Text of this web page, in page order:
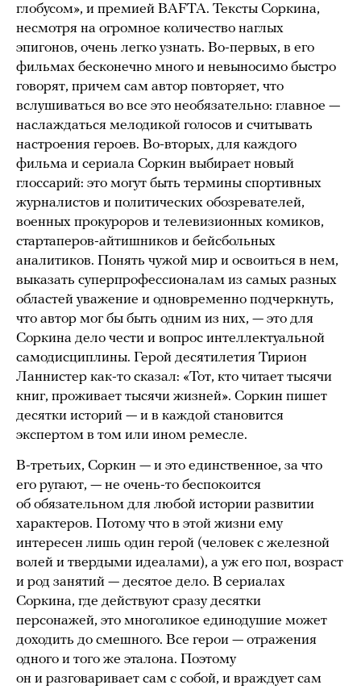
глобусом», и премией BAFTA. Тексты Соркина,
несмотря на огромное количество наглых
эпигонов, очень легко узнать. Во-первых, в его
фильмах бесконечно много и невыносимо быстро
говорят, причем сам автор повторяет, что
вслушиваться во все это необязательно: главное —
наслаждаться мелодикой голосов и считывать
настроения героев. Во-вторых, для каждого
фильма и сериала Соркин выбирает новый
глоссарий: это могут быть термины спортивных
журналистов и политических обозревателей,
военных прокуроров и телевизионных комиков,
стартаперов-айтишников и бейсбольных
аналитиков. Понять чужой мир и освоиться в нем,
выказать суперпрофессионалам из самых разных
областей уважение и одновременно подчеркнуть,
что автор мог бы быть одним из них, — это для
Соркина дело чести и вопрос интеллектуальной
самодисциплины. Герой десятилетия Тирион
Ланнистер как-то сказал: «Тот, кто читает тысячи
книг, проживает тысячи жизней». Соркин пишет
десятки историй — и в каждой становится
экспертом в том или ином ремесле.
В-третьих, Соркин — и это единственное, за что
его ругают, — не очень-то беспокоится
об обязательном для любой истории развитии
характеров. Потому что в этой жизни ему
интересен лишь один герой (человек с железной
волей и твердыми идеалами), а уж его пол, возраст
и род занятий — десятое дело. В сериалах
Соркина, где действуют сразу десятки
персонажей, это многоликое единодушие может
доходить до смешного. Все герои — отражения
одного и того же эталона. Поэтому
он и разговаривает сам с собой, и враждует сам